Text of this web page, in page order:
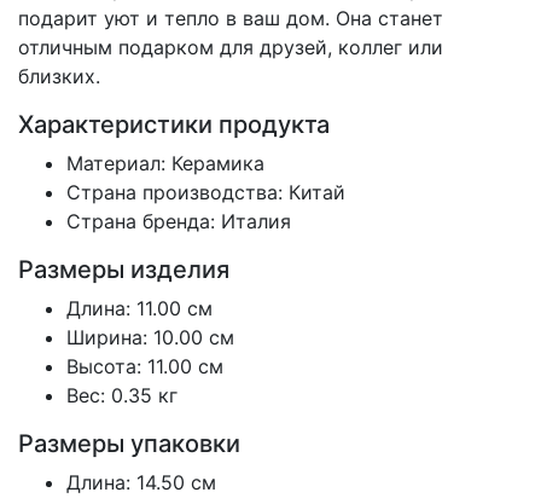
подарит уют и тепло в ваш дом. Она станет
отличным подарком для друзей, коллег или
близких.
Характеристики продукта
Материал: Керамика
Страна производства: Китай
Страна бренда: Италия
Размеры изделия
Длина: 11.00 см
Ширина: 10.00 см
Высота: 11.00 см
Вес: 0.35 кг
Размеры упаковки
Длина: 14.50 см